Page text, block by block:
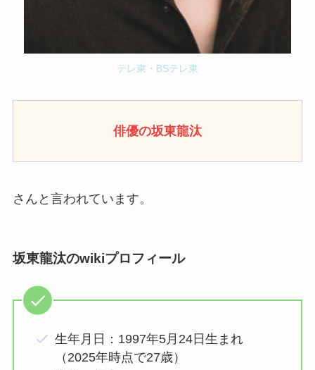
テレ東・BSテレ東
俳優の坂東龍汰
さんと言われています。
坂東龍汰のwikiプロフィール
生年月日：1997年5月24日生まれ
（2025年時点で27歳）